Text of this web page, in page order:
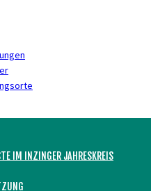
IM INZINGER JAHRESKREIS